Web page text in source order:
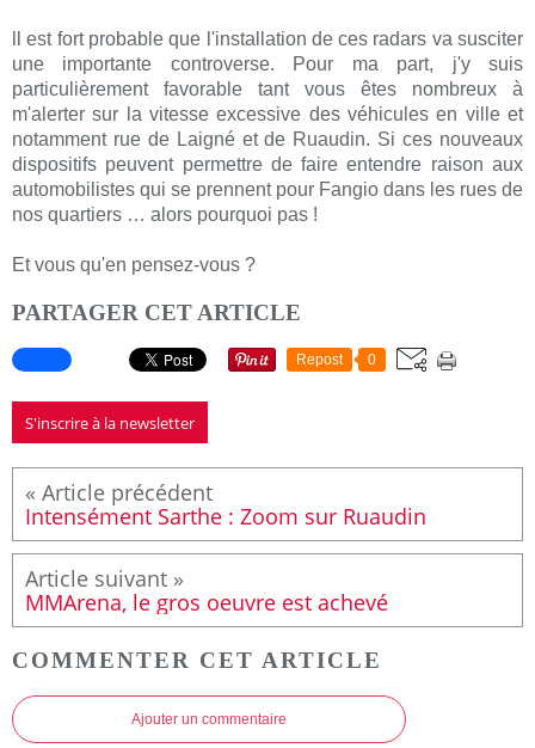
ll est fort probable que l'installation de ces radars va susciter
une importante controverse. Pour ma part, j'y suis
particulièrement favorable tant vous êtes nombreux à
m'alerter sur la vitesse excessive des véhicules en ville et
notamment rue de Laigné et de Ruaudin. Si ces nouveaux
dispositifs peuvent permettre de faire entendre raison aux
automobilistes qui se prennent pour Fangio dans les rues de
nos quartiers … alors pourquoi pas !
Et vous qu'en pensez-vous ?
PARTAGER CET ARTICLE
Repost 0
S'inscrire à la newsletter
Intensément Sarthe : Zoom sur Ruaudin
MMArena, le gros oeuvre est achevé
COMMENTER CET ARTICLE
Ajouter un commentaire